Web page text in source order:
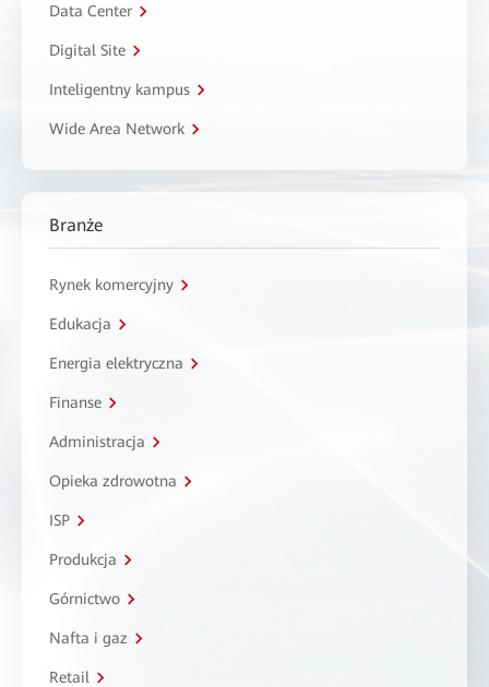
Data Center
Digital Site
Inteligentny kampus
Wide Area Network
Branże
Rynek komercyjny
Edukacja
Energia elektryczna
Finanse
Administracja
Opieka zdrowotna
ISP
Produkcja
Górnictwo
Nafta i gaz
Retail